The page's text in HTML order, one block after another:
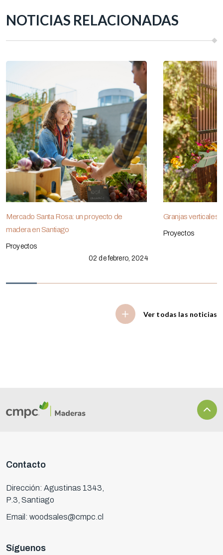
NOTICIAS RELACIONADAS
Mercado Santa Rosa: un proyecto de
madera en Santiago
Proyectos
02 de febrero, 2024
Granjas verticales
Proyectos
Ver todas las noticias
Contacto
Dirección: Agustinas 1343,
P.3, Santiago
Email: woodsales@cmpc.cl
Síguenos